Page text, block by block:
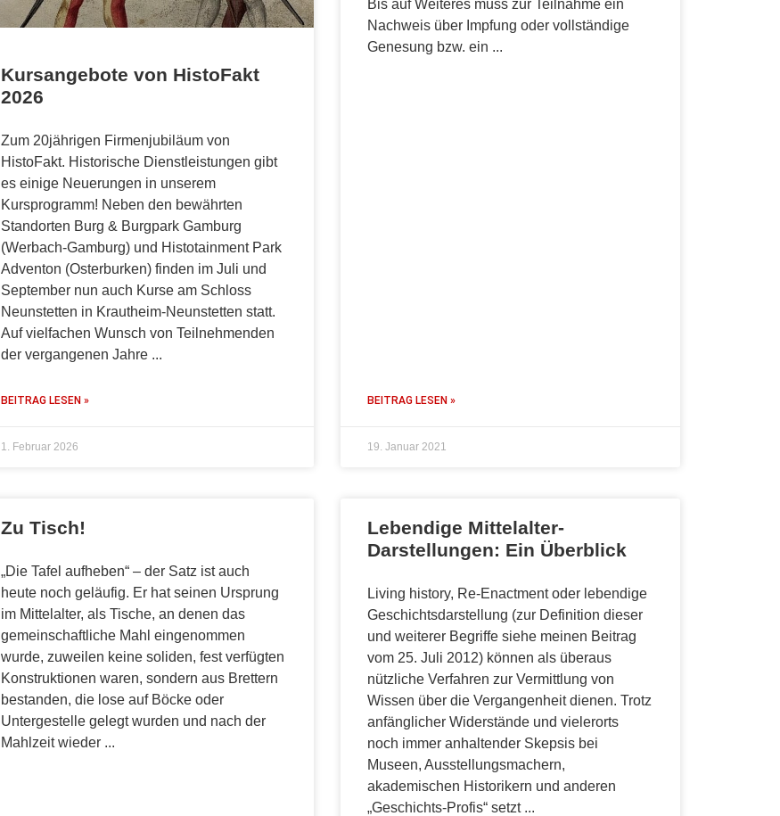
Kursangebote von HistoFakt
2026
Zum 20jährigen Firmenjubiläum von
HistoFakt. Historische Dienstleistungen gibt
es einige Neuerungen in unserem
Kursprogramm! Neben den bewährten
Standorten Burg & Burgpark Gamburg
(Werbach-Gamburg) und Histotainment Park
Adventon (Osterburken) finden im Juli und
September nun auch Kurse am Schloss
Neunstetten in Krautheim-Neunstetten statt.
Auf vielfachen Wunsch von Teilnehmenden
der vergangenen Jahre
BEITRAG LESEN »
1. Februar 2026
Bis auf Weiteres muss zur Teilnahme ein
Nachweis über Impfung oder vollständige
Genesung bzw. ein
BEITRAG LESEN »
19. Januar 2021
Zu Tisch!
„Die Tafel aufheben“ – der Satz ist auch
heute noch geläufig. Er hat seinen Ursprung
im Mittelalter, als Tische, an denen das
gemeinschaftliche Mahl eingenommen
wurde, zuweilen keine soliden, fest verfügten
Konstruktionen waren, sondern aus Brettern
bestanden, die lose auf Böcke oder
Untergestelle gelegt wurden und nach der
Mahlzeit wieder
Lebendige Mittelalter-
Darstellungen: Ein Überblick
Living history, Re-Enactment oder lebendige
Geschichtsdarstellung (zur Definition dieser
und weiterer Begriffe siehe meinen Beitrag
vom 25. Juli 2012) können als überaus
nützliche Verfahren zur Vermittlung von
Wissen über die Vergangenheit dienen. Trotz
anfänglicher Widerstände und vielerorts
noch immer anhaltender Skepsis bei
Museen, Ausstellungsmachern,
akademischen Historikern und anderen
„Geschichts-Profis“ setzt